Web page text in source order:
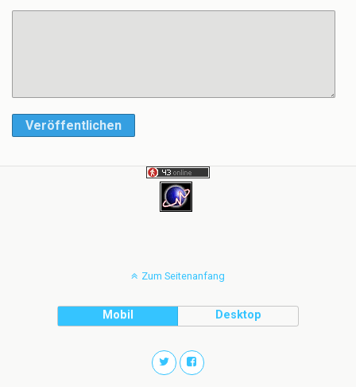
Veröffentlichen
Zum Seitenanfang
Mobil Desktop